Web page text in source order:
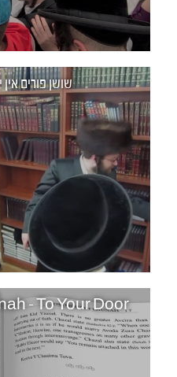
שושן פורים
- To Your Door